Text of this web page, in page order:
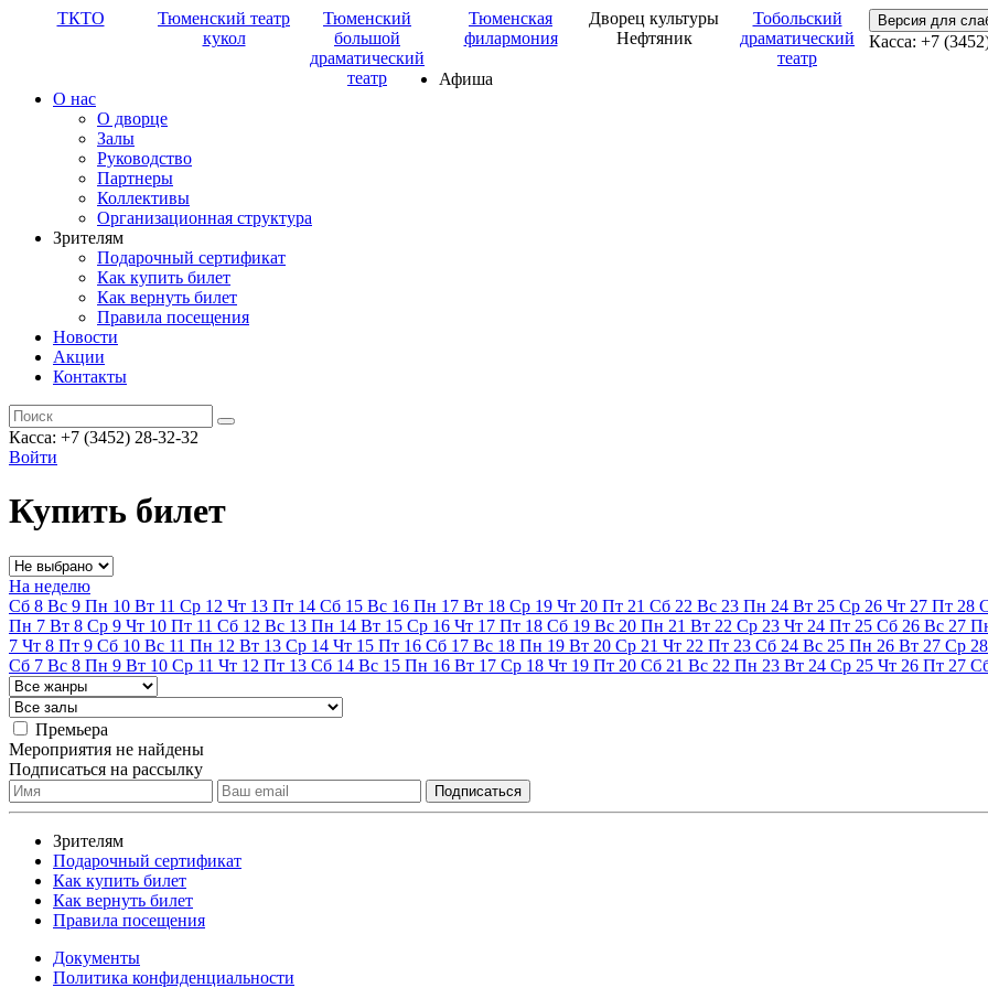
ТКТО
Тюменский театр
кукол
Тюменский
большой
драматический
театр
Тюменская
филармония
Дворец культуры
Нефтяник
Тобольский
драматический
театр
Версия для
Касса: +7
Афиша
О нас
О дворце
Залы
Руководство
Партнеры
Коллективы
Организационная структура
Зрителям
Подарочный сертификат
Как купить билет
Как вернуть билет
Правила посещения
Новости
Акции
Контакты
Касса: +7 (3452) 28-32-32
Войти
Купить билет
На неделю
Сб 8 Вс 9 Пн 10 Вт 11 Ср 12 Чт 13 Пт 14 Сб 15 Вс 16 Пн 17 Вт 18 Ср 19 Чт 20 Пт 21 Сб 22 Вс 23 Пн 24 Вт 25 Ср 26 Чт 27 Пт 28
Пн 7 Вт 8 Ср 9 Чт 10 Пт 11 Сб 12 Вс 13 Пн 14 Вт 15 Ср 16 Чт 17 Пт 18 Сб 19 Вс 20 Пн 21 Вт 22 Ср 23 Чт 24 Пт 25 Сб 26 Вс 27
7 Чт 8 Пт 9 Сб 10 Вс 11 Пн 12 Вт 13 Ср 14 Чт 15 Пт 16 Сб 17 Вс 18 Пн 19 Вт 20 Ср 21 Чт 22 Пт 23 Сб 24 Вс 25 Пн 26 Вт 27 Ср 28
Сб 7 Вс 8 Пн 9 Вт 10 Ср 11 Чт 12 Пт 13 Сб 14 Вс 15 Пн 16 Вт 17 Ср 18 Чт 19 Пт 20 Сб 21 Вс 22 Пн 23 Вт 24 Ср 25 Чт 26 Пт 27
Премьера
Мероприятия не найдены
Подписаться на рассылку
Зрителям
Подарочный сертификат
Как купить билет
Как вернуть билет
Правила посещения
Документы
Политика конфиденциальности